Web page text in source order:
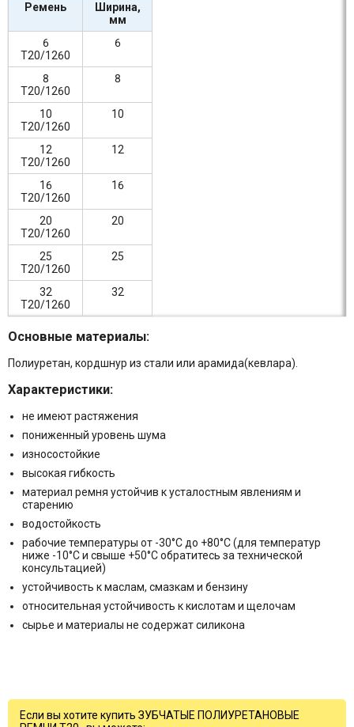
Ремень
Ширина,
мм
6
T20/1260
6
8
T20/1260
8
10
T20/1260
10
12
T20/1260
12
16
T20/1260
16
20
T20/1260
20
25
T20/1260
25
32
T20/1260
32
Основные материалы:
Полиуретан, кордшнур из стали или арамида(кевлара).
Характеристики:
не имеют растяжения
пониженный уровень шума
износостойкие
высокая гибкость
материал ремня устойчив к усталостным явлениям и
старению
водостойкость
рабочие температуры от -30°C до +80°C (для температур
ниже -10°C и свыше +50°C обратитесь за технической
консультацией)
устойчивость к маслам, смазкам и бензину
относительная устойчивость к кислотам и щелочам
сырье и материалы не содержат силикона
Если вы хотите купить ЗУБЧАТЫЕ ПОЛИУРЕТАНОВЫЕ